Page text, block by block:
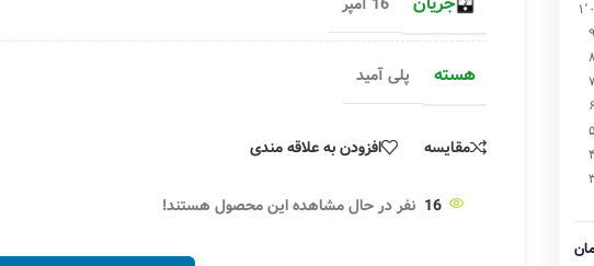
هسته پلی آمید
مقایسه افزودن به علاقه مندی
16 نفر در حال مشاهده این محصول هستند!